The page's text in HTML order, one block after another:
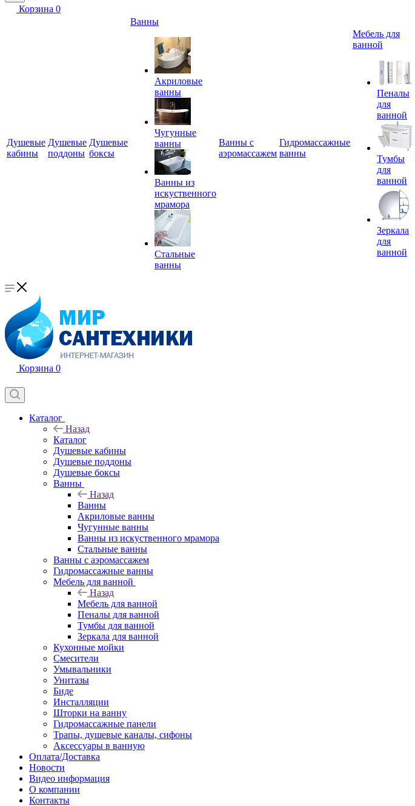
Корзина 0
Душевые
кабины
Душевые
поддоны
Душевые
боксы
Ванны
Акриловые
ванны
Чугунные
ванны
Ванны из
искуственного
мрамора
Стальные
ванны
Ванны с
аэромассажем
Гидромассажные
ванны
Мебель для
ванной
Пеналы
для
ванной
Тумбы
для
ванной
Зеркала
для
ванной
Корзина 0
Каталог
Назад
Каталог
Душевые кабины
Душевые поддоны
Душевые боксы
Ванны
Назад
Ванны
Акриловые ванны
Чугунные ванны
Ванны из искуственного мрамора
Стальные ванны
Ванны с аэромассажем
Гидромассажные ванны
Мебель для ванной
Назад
Мебель для ванной
Пеналы для ванной
Тумбы для ванной
Зеркала для ванной
Кухонные мойки
Смесители
Умывальники
Унитазы
Биде
Инсталляции
Шторки на ванну
Гидромассажные панели
Трапы, душевые каналы, сифоны
Аксессуары в ванную
Оплата/Доставка
Новости
Видео информация
О компании
Контакты